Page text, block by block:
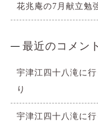
花兆庵の7月献立勉
最近のコメント
宇津江四十八滝に
り
宇津江四十八滝に